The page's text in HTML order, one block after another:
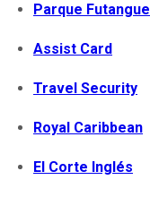
Parque Futangue
Assist Card
Travel Security
Royal Caribbean
El Corte Inglés